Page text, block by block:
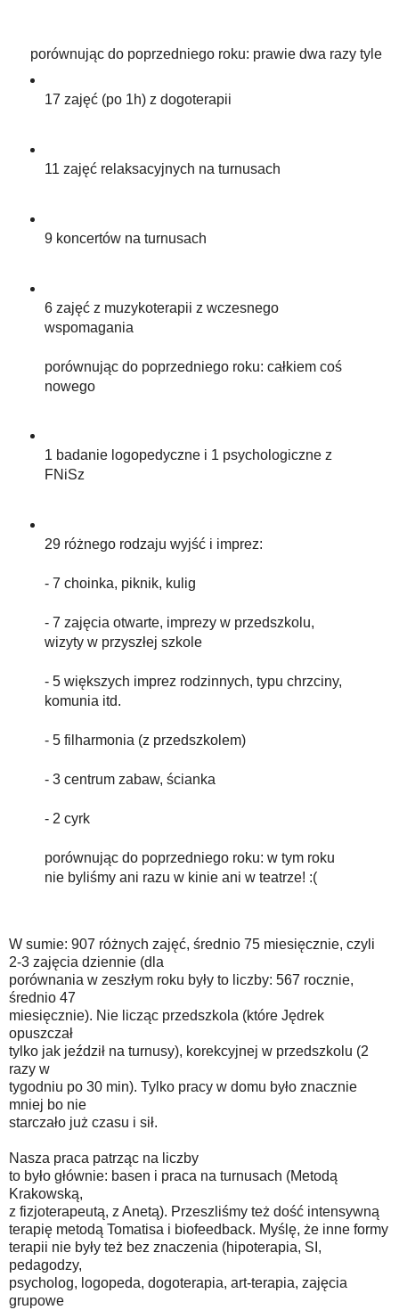
porównując do poprzedniego roku: prawie dwa razy tyle
17 zajęć (po 1h) z dogoterapii
11 zajęć relaksacyjnych na turnusach
9 koncertów na turnusach
6 zajęć z muzykoterapii z wczesnego
wspomagania
porównując do poprzedniego roku: całkiem coś
nowego
1 badanie logopedyczne i 1 psychologiczne z
FNiSz
29 różnego rodzaju wyjść i imprez:
- 7 choinka, piknik, kulig
- 7 zajęcia otwarte, imprezy w przedszkolu,
wizyty w przyszłej szkole
- 5 większych imprez rodzinnych, typu chrzciny,
komunia itd.
- 5 filharmonia (z przedszkolem)
- 3 centrum zabaw, ścianka
- 2 cyrk
porównując do poprzedniego roku: w tym roku
nie byliśmy ani razu w kinie ani w teatrze! :(
W sumie: 907 różnych zajęć, średnio 75 miesięcznie, czyli
2-3 zajęcia dziennie (dla
porównania w zeszłym roku były to liczby: 567 rocznie,
średnio 47
miesięcznie). Nie licząc przedszkola (które Jędrek
opuszczał
tylko jak jeździł na turnusy), korekcyjnej w przedszkolu (2
razy w
tygodniu po 30 min). Tylko pracy w domu było znacznie
mniej bo nie
starczało już czasu i sił.
Nasza praca patrząc na liczby
to było głównie: basen i praca na turnusach (Metodą
Krakowską,
z fizjoterapeutą, z Anetą). Przeszliśmy też dość intensywną
terapię metodą Tomatisa i biofeedback. Myślę, że inne formy
terapii nie były też bez znaczenia (hipoterapia, SI,
pedagodzy,
psycholog, logopeda, dogoterapia, art-terapia, zajęcia
grupowe